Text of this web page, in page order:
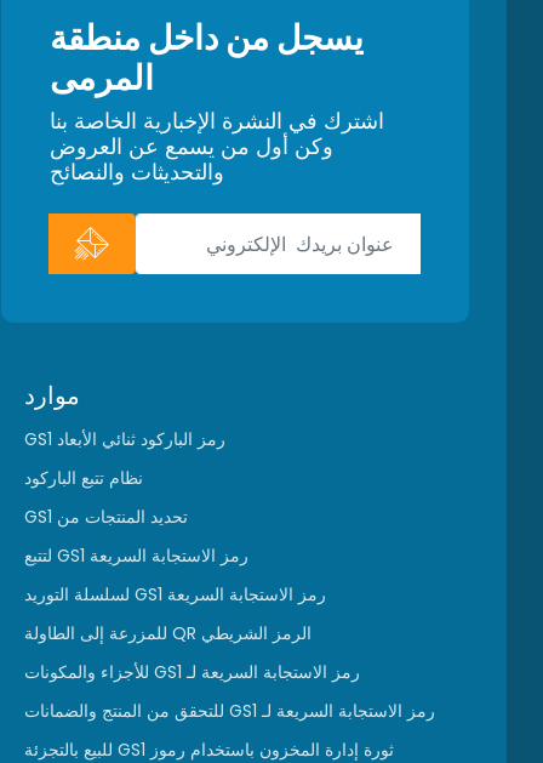
يسجل من داخل منطقة
المرمى
اشترك في النشرة الإخبارية الخاصة بنا
وكن أول من يسمع عن العروض
والتحديثات والنصائح
موارد
رمز الباركود ثنائي الأبعاد GS1
نظام تتبع الباركود
تحديد المنتجات من GS1
رمز الاستجابة السريعة GS1 لتتبع
رمز الاستجابة السريعة GS1 لسلسلة التوريد
الرمز الشريطي QR للمزرعة إلى الطاولة
رمز الاستجابة السريعة لـ GS1 للأجزاء والمكونات
رمز الاستجابة السريعة لـ GS1 للتحقق من المنتج والضمانات
ثورة إدارة المخزون باستخدام رموز GS1 للبيع بالتجزئة